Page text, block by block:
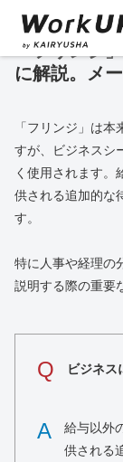
「フリンジ
に解説。メ
「フリンジ」は
すが、ビジネスシ
く使用されます。
供される追加的な
す。
特に人事や経理の
説明する際の重要
Q ビジネス
A
給与以外
供される